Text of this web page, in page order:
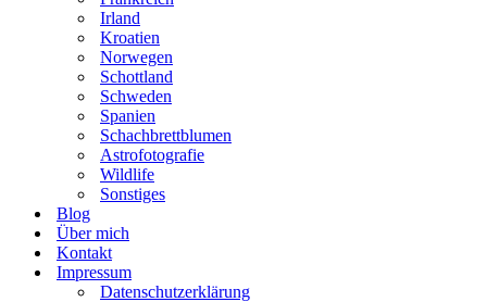
Irland
Kroatien
Norwegen
Schottland
Schweden
Spanien
Schachbrettblumen
Astrofotografie
Wildlife
Sonstiges
Blog
Über mich
Kontakt
Impressum
Datenschutzerklärung